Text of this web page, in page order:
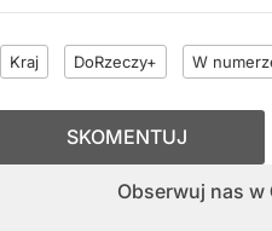
Kraj DoRzeczy+ W
Obserwuj nas w
SKOMENTUJ